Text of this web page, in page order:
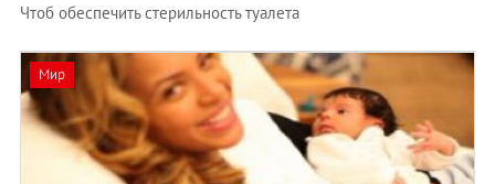
Чтоб обеспечить стерильность туалета
Мир